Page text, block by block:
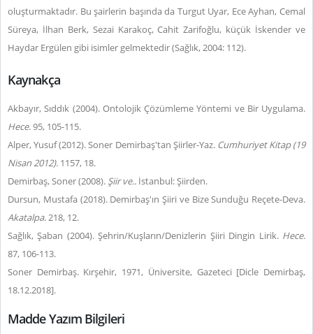
oluşturmaktadır. Bu şairlerin başında da Turgut Uyar, Ece Ayhan, Cemal
Süreya, İlhan Berk, Sezai Karakoç, Cahit Zarifoğlu, küçük İskender ve
Haydar Ergülen gibi isimler gelmektedir (Sağlık, 2004: 112).
Kaynakça
Akbayır, Sıddık (2004). Ontolojik Çözümleme Yöntemi ve Bir Uygulama.
Hece. 95, 105-115.
Alper, Yusuf (2012). Soner Demirbaş'tan Şiirler-Yaz. Cumhuriyet Kitap (19
Nisan 2012). 1157, 18.
Demirbaş, Soner (2008). Şiir ve.. İstanbul: Şiirden.
Dursun, Mustafa (2018). Demirbaş'ın Şiiri ve Bize Sunduğu Reçete-Deva.
Akatalpa. 218, 12.
Sağlık, Şaban (2004). Şehrin/Kuşların/Denizlerin Şiiri Dingin Lirik. Hece.
87, 106-113.
Soner Demirbaş. Kırşehir, 1971, Üniversite, Gazeteci [Dicle Demirbaş,
18.12.2018].
Madde Yazım Bilgileri